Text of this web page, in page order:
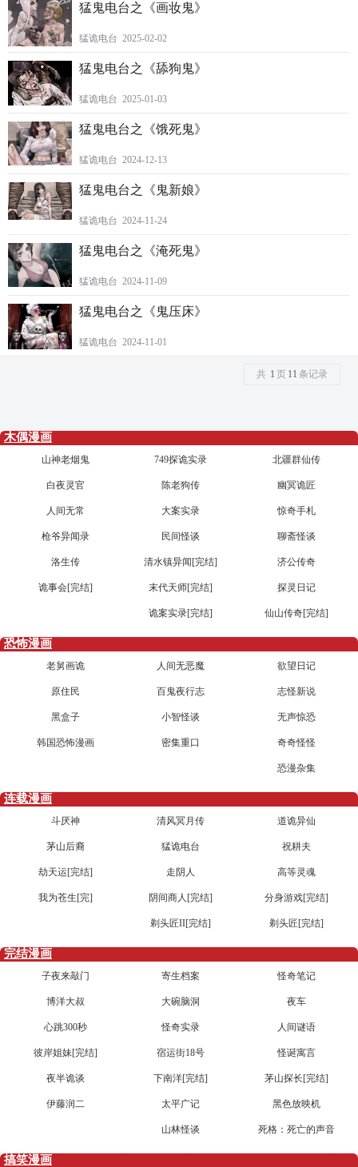
猛鬼电台之《画妆鬼》
猛诡电台 2025-02-02
猛鬼电台之《舔狗鬼》
猛诡电台 2025-01-03
猛鬼电台之《饿死鬼》
猛诡电台 2024-12-13
猛鬼电台之《鬼新娘》
猛诡电台 2024-11-24
猛鬼电台之《淹死鬼》
猛诡电台 2024-11-09
猛鬼电台之《鬼压床》
猛诡电台 2024-11-01
共 1 页 11 条记录
木偶漫画
北疆群仙传
749探诡实录
山神老烟鬼
幽冥诡匠
陈老狗传
白夜灵官
惊奇手札
大案实录
人间无常
聊斋怪谈
民间怪谈
枪爷异闻录
济公传奇
清水镇异闻[完结]
洛生传
探灵日记
末代天师[完结]
诡事会[完结]
仙山传奇[完结]
诡案实录[完结]
恐怖漫画
欲望日记
人间无恶魔
老舅画诡
志怪新说
百鬼夜行志
原住民
无声惊恐
小智怪谈
黑盒子
奇奇怪怪
密集重口
韩国恐怖漫画
恐漫杂集
连载漫画
道诡异仙
清风冥月传
斗厌神
祝耕夫
猛诡电台
茅山后裔
高等灵魂
走阴人
劫天运[完结]
分身游戏[完结]
阴间商人[完结]
我为苍生[完]
剃头匠[完结]
剃头匠II[完结]
完结漫画
怪奇笔记
寄生档案
子夜来敲门
夜车
大碗脑洞
博洋大叔
人间谜语
怪奇实录
心跳300秒
怪诞寓言
宿运街18号
彼岸姐妹[完结]
茅山探长[完结]
下南洋[完结]
夜半诡谈
黑色放映机
太平广记
伊藤润二
死格：死亡的声音
山林怪谈
搞笑漫画